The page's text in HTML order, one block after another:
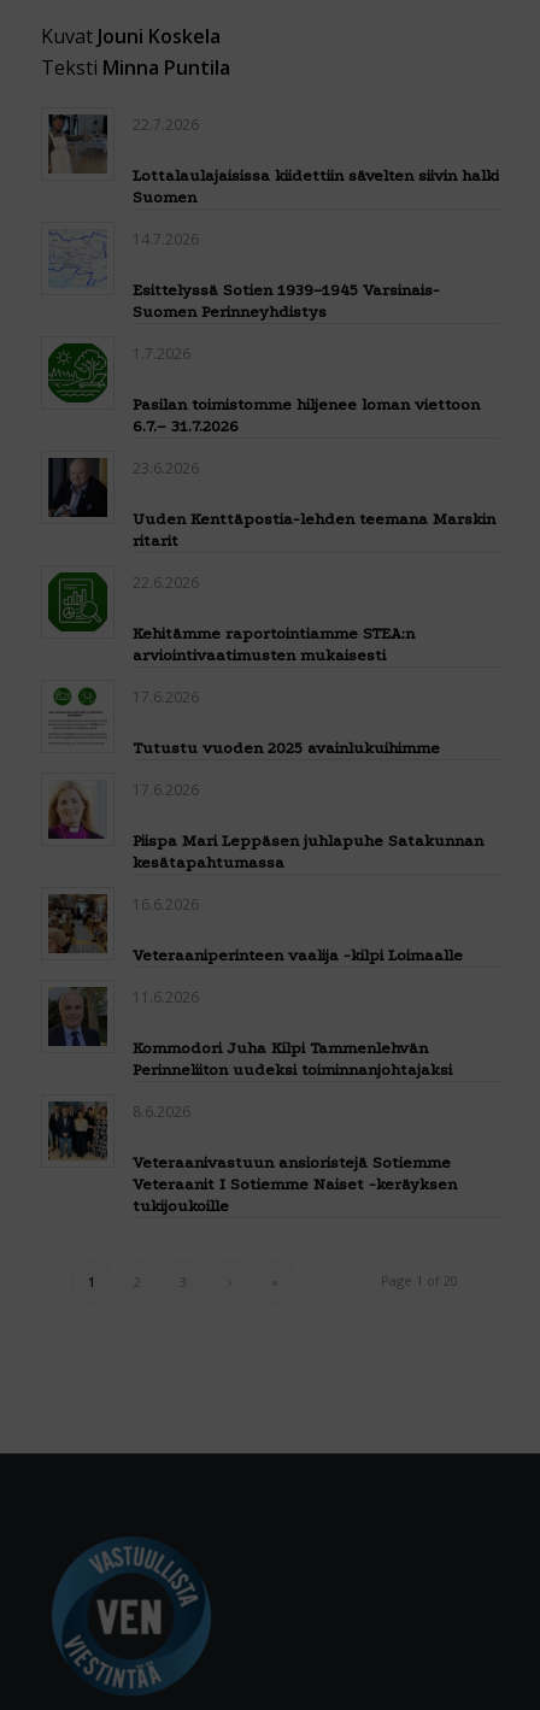
Kuvat Jouni Koskela
Teksti Minna Puntila
22.7.2026
Lottalaulajaisissa kiidettiin sävelten siivin halki
Suomen
14.7.2026
Esittelyssä Sotien 1939–1945 Varsinais-
Suomen Perinneyhdistys
1.7.2026
Pasilan toimistomme hiljenee loman viettoon
6.7.– 31.7.2026
23.6.2026
Uuden Kenttäpostia-lehden teemana Marskin
ritarit
22.6.2026
Kehitämme raportointiamme STEA:n
arviointivaatimusten mukaisesti
17.6.2026
Tutustu vuoden 2025 avainlukuihimme
17.6.2026
Piispa Mari Leppäsen juhlapuhe Satakunnan
kesätapahtumassa
16.6.2026
Veteraaniperinteen vaalija -kilpi Loimaalle
11.6.2026
Kommodori Juha Kilpi Tammenlehvän
Perinneliiton uudeksi toiminnanjohtajaksi
8.6.2026
Veteraanivastuun ansioristejä Sotiemme
Veteraanit I Sotiemme Naiset -keräyksen
tukijoukoille
Page 1 of 20
1 2 3 › »